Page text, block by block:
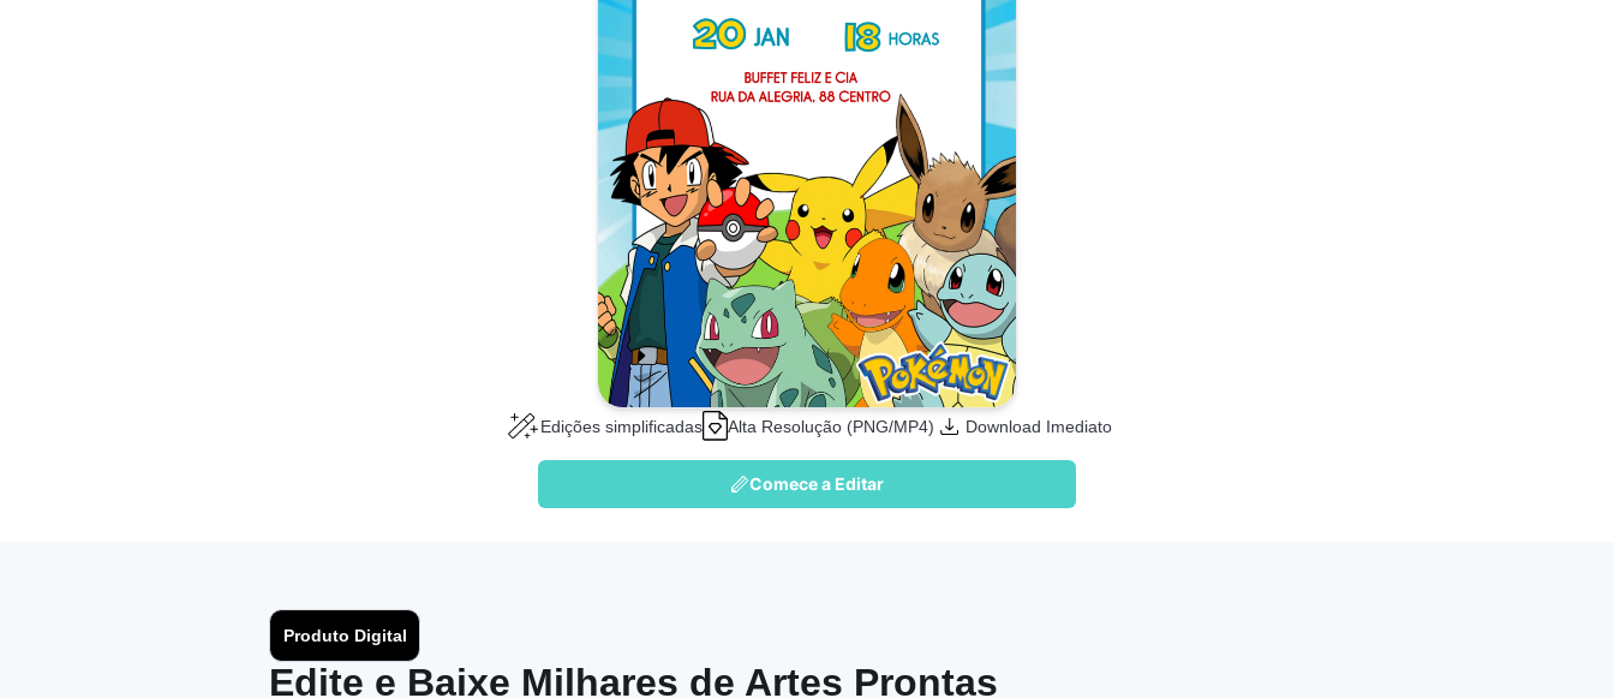
Edições simplificadas Alta Resolução (PNG/MP4) Download Imediato
Comece a Editar
Produto Digital
Edite e Baixe Milhares de Artes Prontas